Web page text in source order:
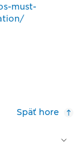
must-
Späť hore